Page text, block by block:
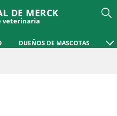
DE MERCK
veterinaria
DUEÑOS DE MASCOTAS